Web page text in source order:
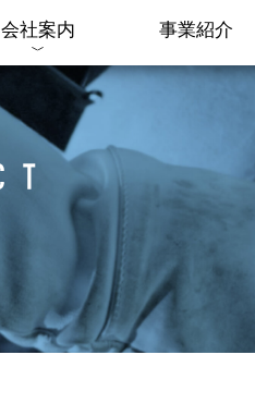
会社案内 事業紹介